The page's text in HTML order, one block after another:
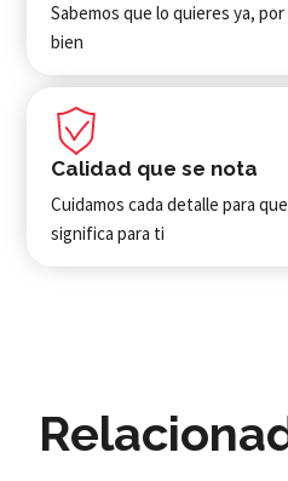
Sabemos que lo quieres ya,
bien
Calidad que se nota
Cuidamos cada detalle para
significa para ti